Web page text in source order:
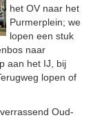
het OV naar het
Purmerplein; we
lopen een stuk
naar
aan het IJ, bij
lopen of
Oud-